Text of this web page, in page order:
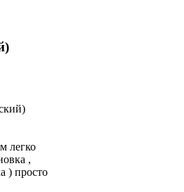
легко
,
) просто